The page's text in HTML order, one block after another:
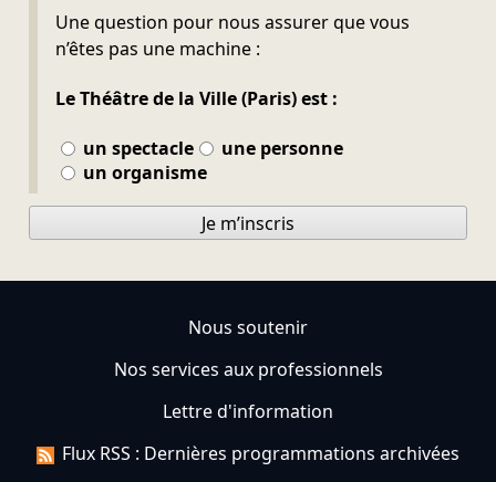
Une question pour nous assurer que vous
n’êtes pas une machine :
Le Théâtre de la Ville (Paris) est :
un spectacle
une personne
un organisme
Ne pas remplir
Je m’inscris
Nous soutenir
Nos services aux professionnels
Lettre d'information
Flux RSS : Dernières programmations archivées